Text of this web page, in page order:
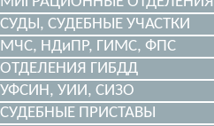
СУДЫ, СУДЕБНЫЕ УЧАСТКИ
МЧС, НДиПР, ГИМС, ФПС
ОТДЕЛЕНИЯ ГИБДД
УФСИН, УИИ, СИЗО
СУДЕБНЫЕ ПРИСТАВЫ